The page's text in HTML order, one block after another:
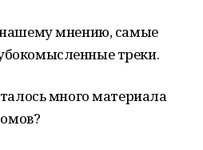
мнению, самые
треки.
много материала